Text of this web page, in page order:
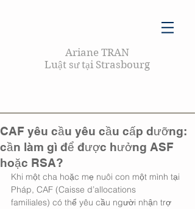
Ariane TRAN
Luật sư tại Strasbourg
CAF yêu cầu yêu cầu cấp dưỡng:
cần làm gì để được hưởng ASF
hoặc RSA?
Khi một cha hoặc mẹ nuôi con một mình tại
Pháp, CAF (Caisse d’allocations
familiales) có thể yêu cầu người nhận trợ